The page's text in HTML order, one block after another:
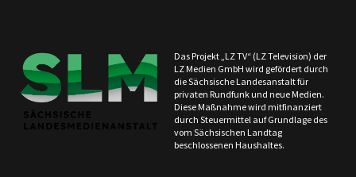
Das Projekt „LZ TV“ (LZ Television) der
LZ Medien GmbH wird gefördert durch
die Sächsische Landesanstalt für
privaten Rundfunk und neue Medien.
Diese Maßnahme wird mitfinanziert
durch Steuermittel auf Grundlage des
vom Sächsischen Landtag
beschlossenen Haushaltes.